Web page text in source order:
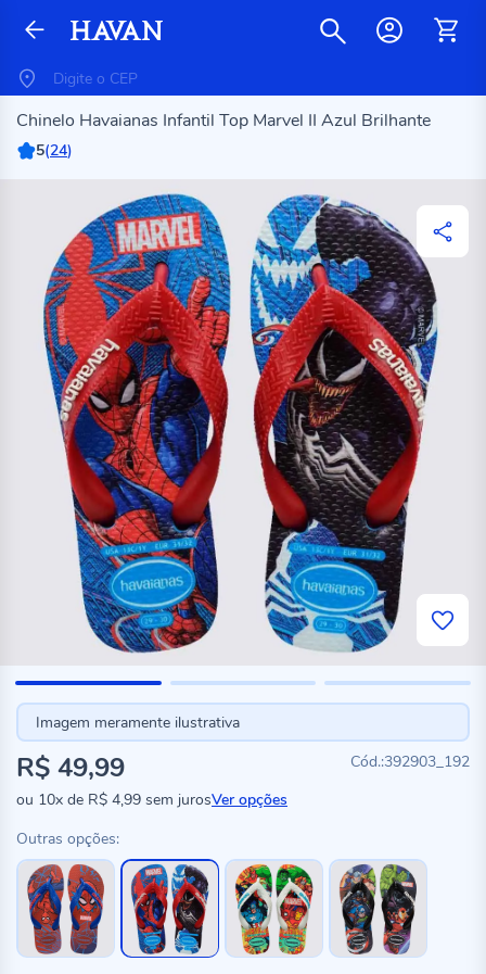
Chinelo Havaianas Infantil Top Marvel II Azul Brilhante
5(24)
Imagem meramente ilustrativa
392903_192
R$ 49,99
ou 10x de R$ 4,99 sem jurosVer opções
Outras opções: